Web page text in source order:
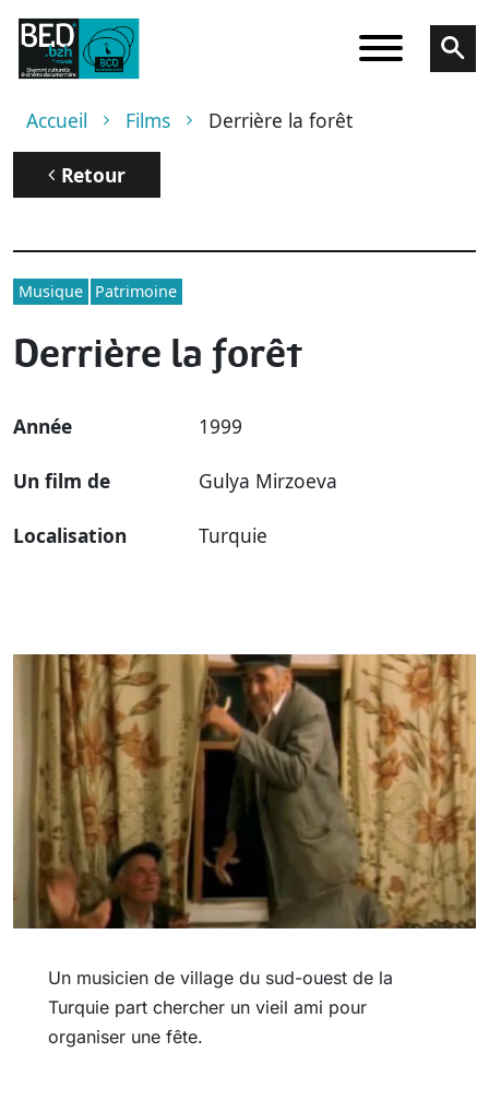
Aller au contenu principal
Fil d'Ariane
Accueil Films Derrière la forêt
Retour
Musique Patrimoine
Derrière la forêt
Année 1999
Un film de Gulya Mirzoeva
Localisation Turquie
Un musicien de village du sud-ouest de la
Turquie part chercher un vieil ami pour
organiser une fête.